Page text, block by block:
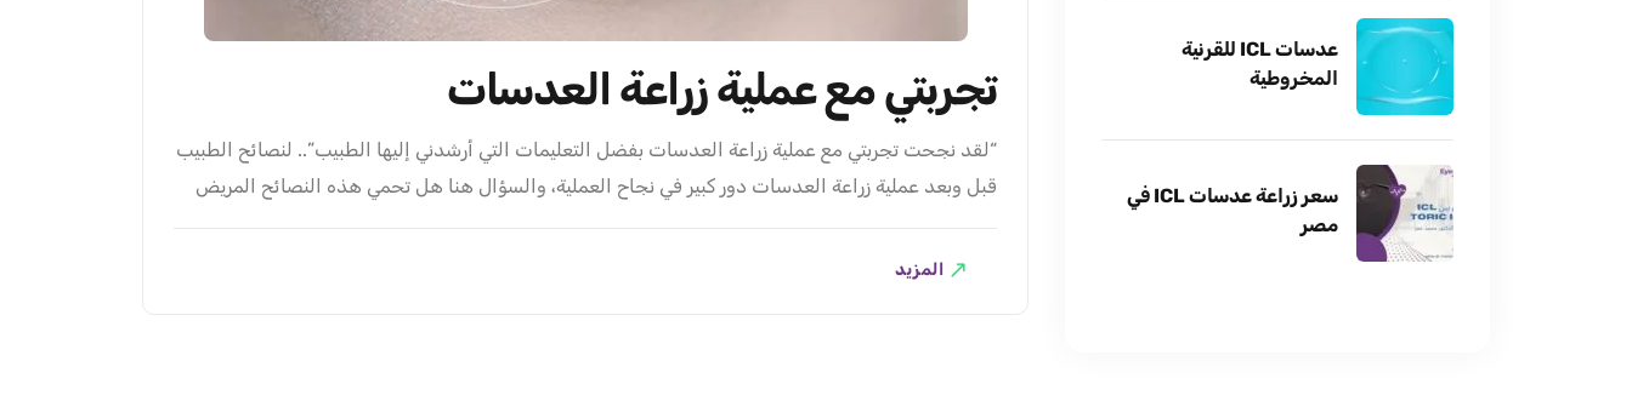
تجربتي مع عملية زراعة العدسات
“لقد نجحت تجربتي مع عملية زراعة العدسات بفضل التعليمات التي أرشدني إليها الطبيب”.. لنصائح الطبيب
قبل وبعد عملية زراعة العدسات دور كبير في نجاح العملية، والسؤال هنا هل تحمي هذه النصائح المريض
عملية..
المزيد
عدسات ICL للقرنية
المخروطية
سعر زراعة عدسات ICL في
مصر